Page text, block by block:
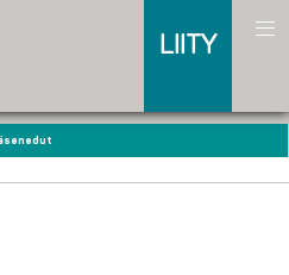
LIITY